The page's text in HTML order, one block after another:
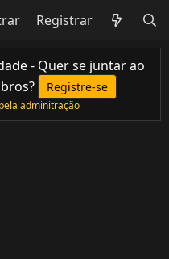
Registrar
- Quer se juntar ao
Registre-se
adminitração